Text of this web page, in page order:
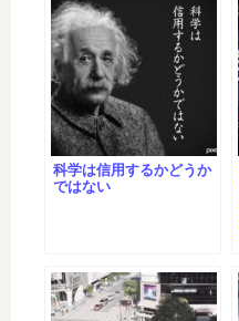
科学は信用するかどうか
ではない